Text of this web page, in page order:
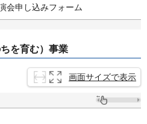
会申し込みフォーム
を育む）事業
画面サイズで表示